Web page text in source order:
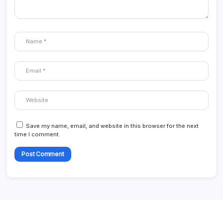
Save my name, email, and website in this browser for the next
time I comment.